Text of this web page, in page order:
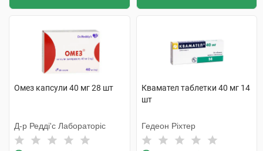
Омез капсули 40 мг 28 шт
Д-р Редді'с Лабораторіс
Квамател таблетки 40 мг 14
шт
Гедеон Ріхтер